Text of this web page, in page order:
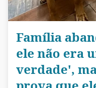
Família
ele não era
verdade',